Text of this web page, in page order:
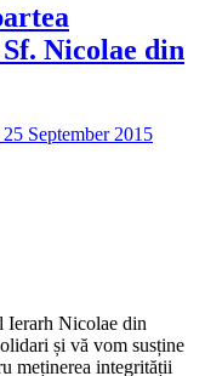
Nicolae din
September 2015
Ierarh Nicolae din
și vă vom susține
meținerea integrității